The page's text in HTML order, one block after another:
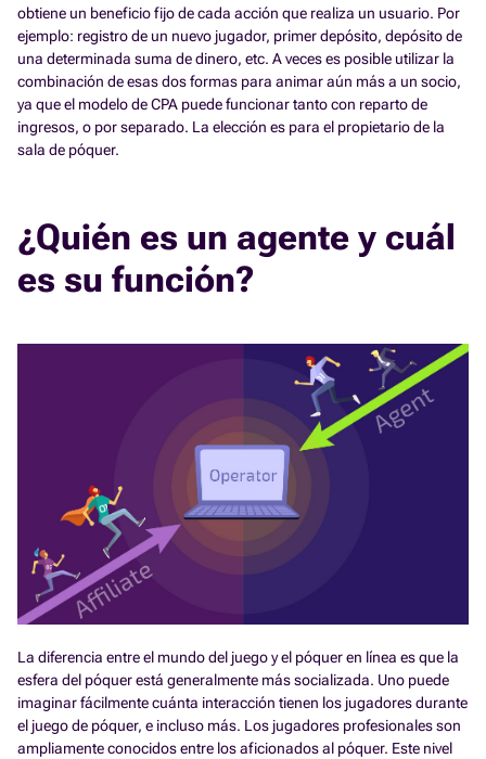
obtiene un beneficio fijo de cada acción que realiza un usuario. Por
ejemplo: registro de un nuevo jugador, primer depósito, depósito de
una determinada suma de dinero, etc. A veces es posible utilizar la
combinación de esas dos formas para animar aún más a un socio,
ya que el modelo de CPA puede funcionar tanto con reparto de
ingresos, o por separado. La elección es para el propietario de la
sala de póquer.
¿Quién es un agente y cuál
es su función?
La diferencia entre el mundo del juego y el póquer en línea es que la
esfera del póquer está generalmente más socializada. Uno puede
imaginar fácilmente cuánta interacción tienen los jugadores durante
el juego de póquer, e incluso más. Los jugadores profesionales son
ampliamente conocidos entre los aficionados al póquer. Este nivel